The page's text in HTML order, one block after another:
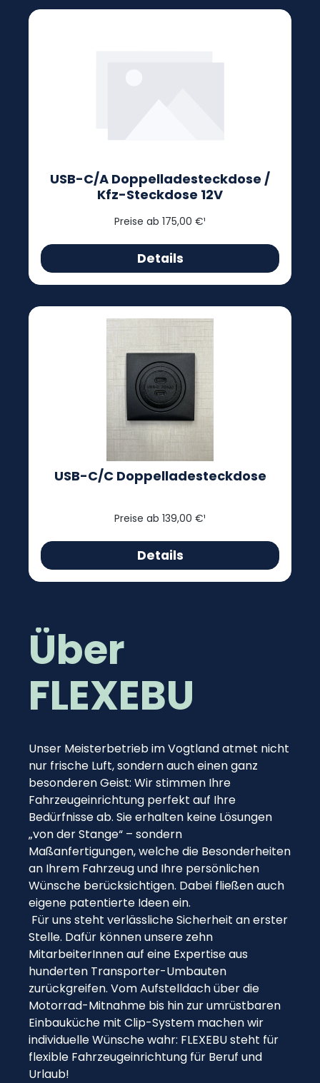
USB-C/A Doppelladesteckdose /
Kfz-Steckdose 12V
Preise ab 175,00 €¹
Details
USB-C/C Doppelladesteckdose
Preise ab 139,00 €¹
Details
Über
FLEXEBU
Unser Meisterbetrieb im Vogtland atmet nicht
nur frische Luft, sondern auch einen ganz
besonderen Geist: Wir stimmen Ihre
Fahrzeugeinrichtung perfekt auf Ihre
Bedürfnisse ab. Sie erhalten keine Lösungen
„von der Stange“ – sondern
Maßanfertigungen, welche die Besonderheiten
an Ihrem Fahrzeug und Ihre persönlichen
Wünsche berücksichtigen. Dabei fließen auch
eigene patentierte Ideen ein.
Für uns steht verlässliche Sicherheit an erster
Stelle. Dafür können unsere zehn
MitarbeiterInnen auf eine Expertise aus
hunderten Transporter-Umbauten
zurückgreifen. Vom Aufstelldach über die
Motorrad-Mitnahme bis hin zur umrüstbaren
Einbauküche mit Clip-System machen wir
individuelle Wünsche wahr: FLEXEBU steht für
flexible Fahrzeugeinrichtung für Beruf und
Urlaub!